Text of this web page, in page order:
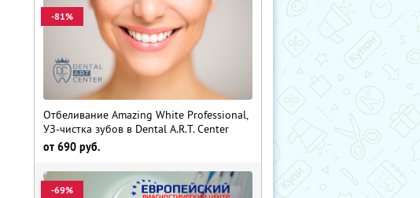
-81%
Отбеливание Amazing White Professional,
УЗ-чистка зубов в Dental A.R.T. Center
от 690 руб.
-69%